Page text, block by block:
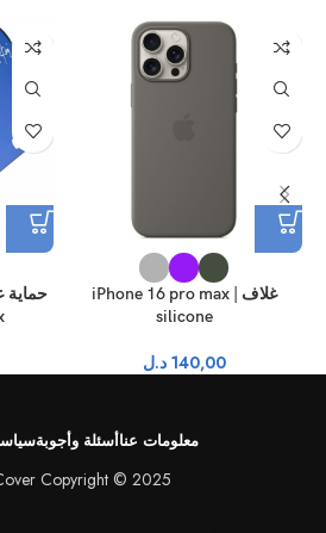
غلاف iPhone 16 pro max |
silicone
140,00 د.ل
معلومات عناأسئلة وأجوبة
Copyright © 2025